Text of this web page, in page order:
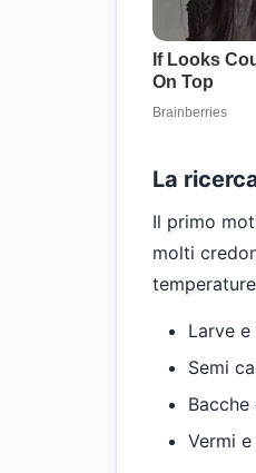
La
Il primo
molti
Larve
Semi
Vermi